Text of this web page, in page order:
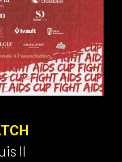
II